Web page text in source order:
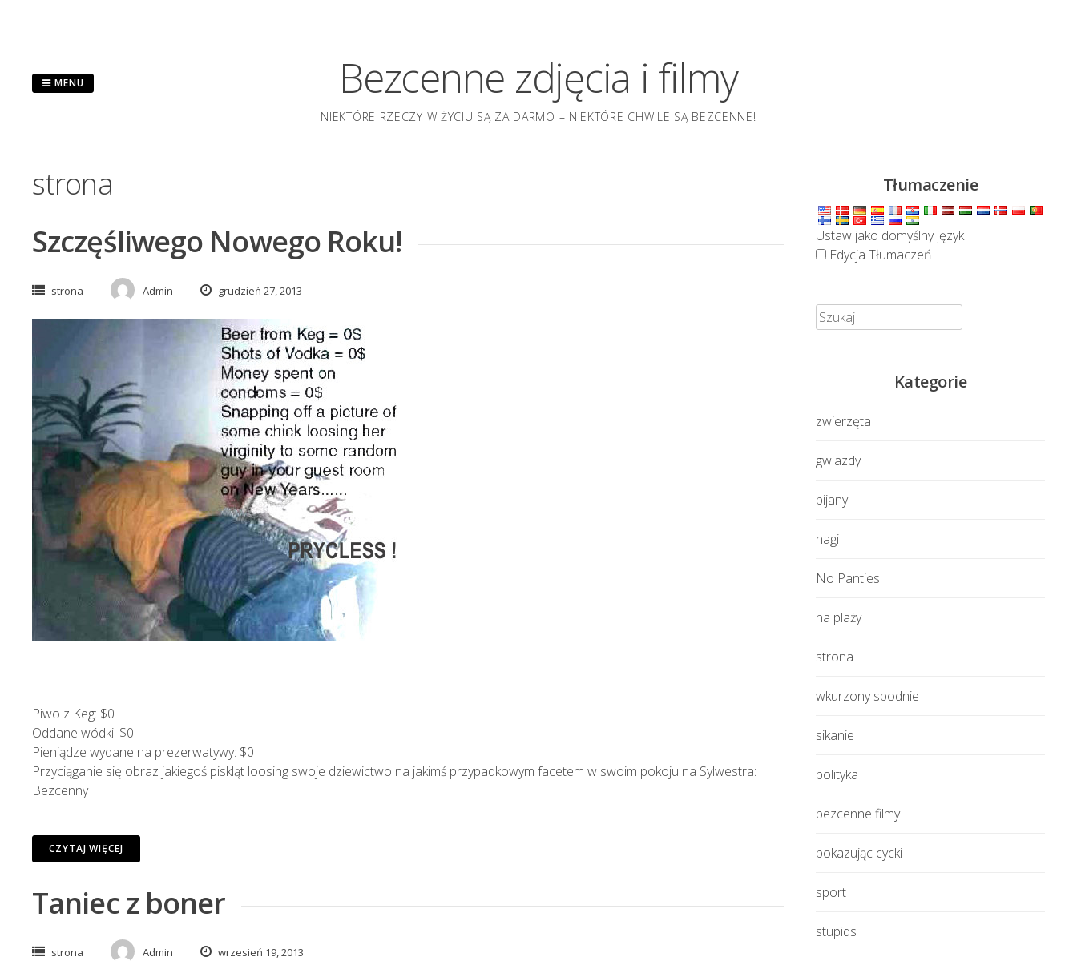
Bezcenne zdjęcia i filmy
NIEKTÓRE RZECZY W ŻYCIU SĄ ZA DARMO – NIEKTÓRE CHWILE SĄ BEZCENNE!
MENU
strona
Szczęśliwego Nowego Roku!
strona Admin grudzień 27, 2013
Piwo z Keg: $0
Oddane wódki: $0
Pieniądze wydane na prezerwatywy: $0
Przyciąganie się obraz jakiegoś piskląt loosing swoje dziewictwo na jakimś przypadkowym facetem w swoim pokoju na Sylwestra:
Bezcenny
CZYTAJ WIĘCEJ
Taniec z boner
strona Admin wrzesień 19, 2013
Tłumaczenie
Ustaw jako domyślny język
Edycja Tłumaczeń
Szukaj:
Kategorie
zwierzęta
gwiazdy
pijany
nagi
No Panties
na plaży
strona
wkurzony spodnie
sikanie
polityka
bezcenne filmy
pokazując cycki
sport
stupids